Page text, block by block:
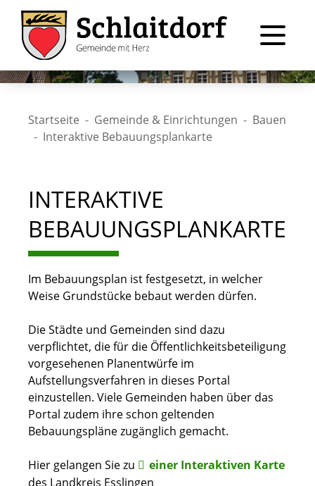
Startseite Gemeinde & Einrichtungen
Bauen
Interaktive Bebauungsplankarte
INTERAKTIVE
BEBAUUNGSPLANKARTE
Im Bebauungsplan ist festgesetzt, in welcher
Weise Grundstücke bebaut werden dürfen.
Die Städte und Gemeinden sind dazu
verpflichtet, die für die Öffentlichkeitsbeteiligung
vorgesehenen Planentwürfe im
Aufstellungsverfahren in dieses Portal
einzustellen. Viele Gemeinden haben über das
Portal zudem ihre schon geltenden
Bebauungspläne zugänglich gemacht.
Hier gelangen Sie zu
einer Interaktiven Karte
des Landkreis Esslingen